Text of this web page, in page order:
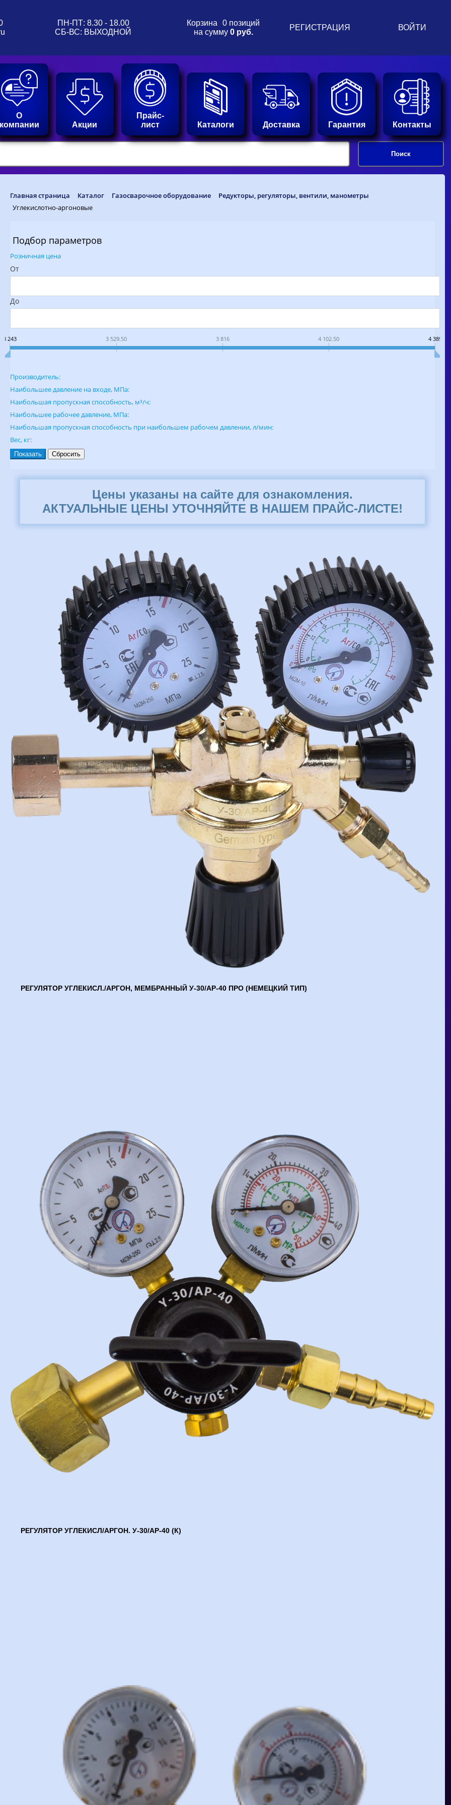
ПН-ПТ: 8.30 - 18.00
СБ-ВС: ВЫХОДНОЙ
Корзина
0 позиций
на сумму 0 руб.
РЕГИСТРАЦИЯ ВОЙТИ
О
компании
Акции
Прайс-
лист
Каталоги Доставка Гарантия Контакты
Главная страница Каталог Газосварочное оборудование
Редукторы, регуляторы, вентили, манометры
Углекислотно-аргоновые
Подбор параметров
Розничная цена
От
До
3 243 3 529.50 3 816 4 102.50 4 389
Производитель:
Наибольшее давление на входе, МПа:
Наибольшая пропускная способность, м³/ч:
Наибольшее рабочее давление, МПа:
Наибольшая пропускная способность при наибольшем рабочем давлении, л/мин:
Вес, кг:
Цены указаны на сайте для ознакомления.
АКТУАЛЬНЫЕ ЦЕНЫ УТОЧНЯЙТЕ В НАШЕМ ПРАЙС-ЛИСТЕ!
РЕГУЛЯТОР УГЛЕКИСЛ./АРГОН, МЕМБРАННЫЙ У-30/АР-40 ПРО (НЕМЕЦКИЙ ТИП)
РЕГУЛЯТОР УГЛЕКИСЛ/АРГОН. У-30/АР-40 (К)